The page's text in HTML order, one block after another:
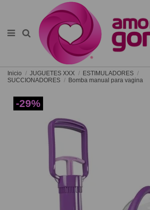
Inicio JUGUETES XXX
ESTIMULADORES
SUCCIONADORES
Bomba manual para vagina
-29%